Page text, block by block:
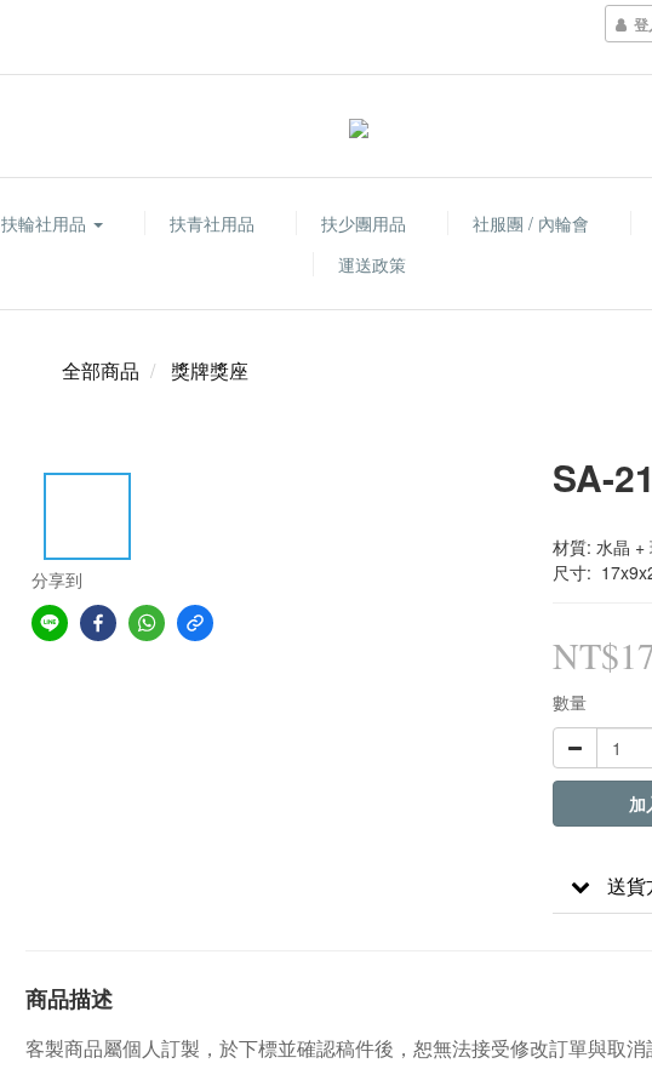
登
扶輪社用品 扶青社用品 扶少團用品 社服團 / 內輪會
運送政策
全部商品 獎牌獎座
分享到
SA-
材質: 水晶 +
尺寸:
數量
加
送貨
商品描述
客製商品屬個人訂製，於下標並確認稿件後，恕無法接受修改訂單與取消